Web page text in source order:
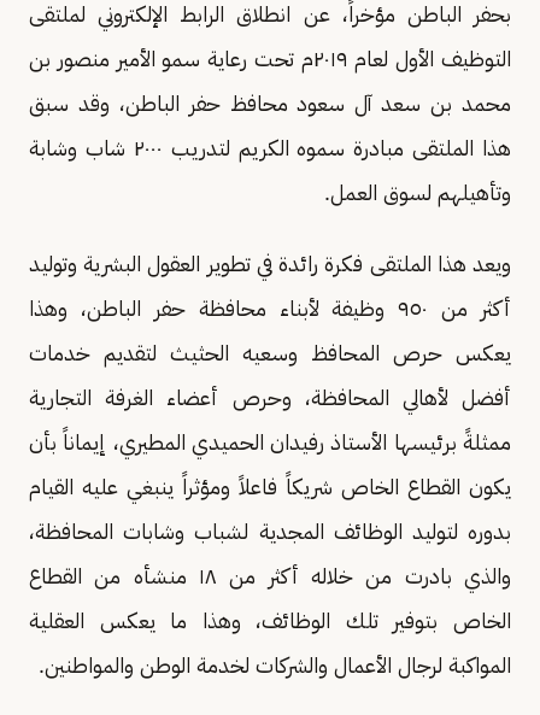
بحفر الباطن مؤخراً، عن انطلاق الرابط الإلكتروني لملتقى
التوظيف الأول لعام ٢٠١٩م تحت رعاية سمو الأمير منصور بن
محمد بن سعد آل سعود محافظ حفر الباطن، وقد سبق
هذا الملتقى مبادرة سموه الكريم لتدريب ٢٠٠٠ شاب وشابة
وتأهيلهم لسوق العمل.
ويعد هذا الملتقى فكرة رائدة في تطوير العقول البشرية وتوليد
أكثر من ٩٥٠ وظيفة لأبناء محافظة حفر الباطن، وهذا
يعكس حرص المحافظ وسعيه الحثيث لتقديم خدمات
أفضل لأهالي المحافظة، وحرص أعضاء الغرفة التجارية
ممثلةً برئيسها الأستاذ رفيدان الحميدي المطيري، إيماناً بأن
يكون القطاع الخاص شريكاً فاعلاً ومؤثراً ينبغي عليه القيام
بدوره لتوليد الوظائف المجدية لشباب وشابات المحافظة،
والذي بادرت من خلاله أكثر من ١٨ منشأه من القطاع
الخاص بتوفير تلك الوظائف، وهذا ما يعكس العقلية
المواكبة لرجال الأعمال والشركات لخدمة الوطن والمواطنين.